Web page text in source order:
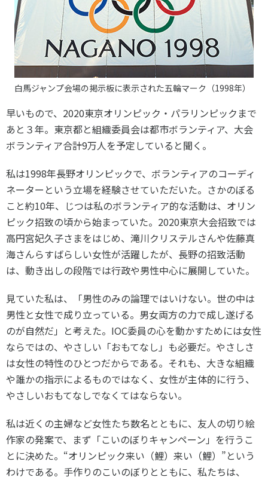
メールマガジン
会員登録
アクセス
個人情報保護方針
ソーシャルメディア運営方針
© 2020
子どものスポーツ
障害者スポーツ
スポーツによるまちづくり
スポーツ・ガバナンス
スポーツボランティア
健康とスポーツ
社会づくり
自治体との連携
各教育機関との連携
スポーツ振興団体との連携
【動画】スポーツでアクティブなまちづくり
知る学ぶ
SPORT POLICY INCUBATOR ―スポーツ政策の『卵』 ―
Sport Topics
スポーツ 歴史の検証
スポーツ辞典
SSF BOOKS
白馬ジャンプ会場の掲示板に表示された五輪マーク（1998年）
早いもので、2020東京オリンピック・パラリンピックまで
あと３年。東京都と組織委員会は都市ボランティア、大会
ボランティア合計9万人を予定していると聞く。
私は1998年長野オリンピックで、ボランティアのコーディ
ネーターという立場を経験させていただいた。さかのぼる
こと約10年、じつは私のボランティア的な活動は、オリン
ピック招致の頃から始まっていた。2020東京大会招致では
高円宮妃久子さまをはじめ、滝川クリステルさんや佐藤真
海さんらすばらしい女性が活躍したが、長野の招致活動
は、動き出しの段階では行政や男性中心に展開していた。
見ていた私は、「男性のみの論理ではいけない。世の中は
男性と女性で成り立っている。男女両方の力で成し遂げる
のが自然だ」と考えた。IOC委員の心を動かすためには女性
ならではの、やさしい「おもてなし」も必要だ。やさしさ
は女性の特性のひとつだからである。それも、大きな組織
や誰かの指示によるものではなく、女性が主体的に行う、
やさしいおもてなしでなくてはならない。
私は近くの主婦など女性たち数名とともに、友人の切り絵
作家の発案で、まず「こいのぼりキャンペーン」を行うこ
とに決めた。“オリンピック来い（鯉）来い（鯉）”という
わけである。手作りのこいのぼりとともに、私たちは、